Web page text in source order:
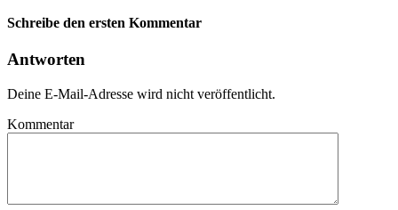
Schreibe den ersten Kommentar
Antworten
Deine E-Mail-Adresse wird nicht veröffentlicht.
Kommentar